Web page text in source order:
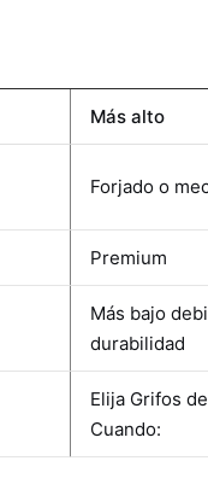
Más alto
Forjado o
Premium
Más bajo
durabilidad
Elija Grifos
Cuando: